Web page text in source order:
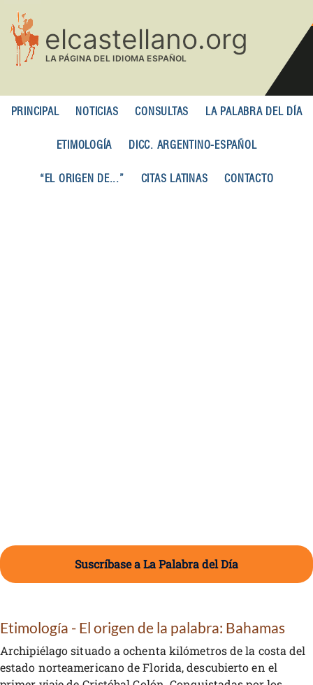
contenido
principal
PRINCIPAL NOTICIAS CONSULTAS LA PALABRA DEL DÍA
ETIMOLOGÍA DICC. ARGENTINO-ESPAÑOL
“EL ORIGEN DE...” CITAS LATINAS CONTACTO
Suscríbase a La Palabra del Día
Etimología - El origen de la palabra: Bahamas
Archipiélago situado a ochenta kilómetros de la costa del
estado norteamericano de Florida, descubierto en el